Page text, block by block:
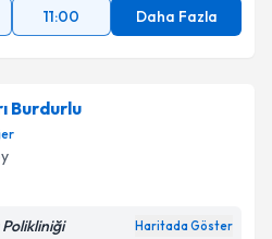
11:00 Daha Fazla
Burdurlu
Polikliniği Haritada Göster